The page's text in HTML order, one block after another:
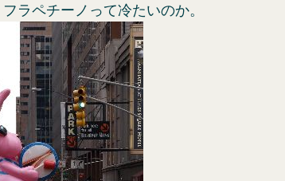
ラペチーノって冷たいのか。